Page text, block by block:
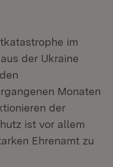
im
der Ukraine
Monaten
der
ist vor allem
Ehrenamt zu